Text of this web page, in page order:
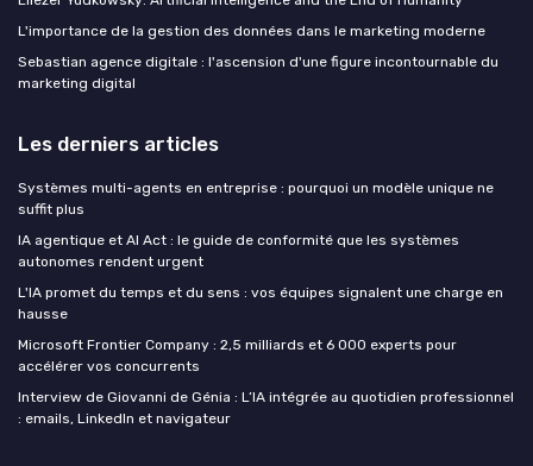
L'importance de la gestion des données dans le marketing moderne
Sebastian agence digitale : l'ascension d'une figure incontournable du
marketing digital
Les derniers articles
Systèmes multi-agents en entreprise : pourquoi un modèle unique ne
suffit plus
IA agentique et AI Act : le guide de conformité que les systèmes
autonomes rendent urgent
L'IA promet du temps et du sens : vos équipes signalent une charge en
hausse
Microsoft Frontier Company : 2,5 milliards et 6 000 experts pour
accélérer vos concurrents
Interview de Giovanni de Génia : L’IA intégrée au quotidien professionnel
: emails, LinkedIn et navigateur